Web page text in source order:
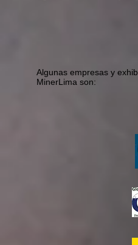
Algunas empresas y
MinerLima son: